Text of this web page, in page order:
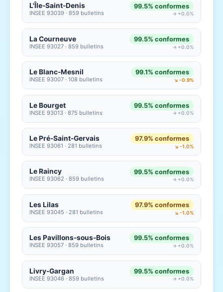
L'Île-Saint-Denis
INSEE 93039 · 859 bulletins
99.5% conformes
→ +0.0%
La Courneuve
INSEE 93027 · 859 bulletins
99.5% conformes
→ +0.0%
Le Blanc-Mesnil
INSEE 93007 · 108 bulletins
99.1% conformes
↘ -0.9%
Le Bourget
INSEE 93013 · 875 bulletins
99.5% conformes
→ +0.0%
Le Pré-Saint-Gervais
INSEE 93061 · 281 bulletins
97.9% conformes
↘ -1.0%
Le Raincy
INSEE 93062 · 859 bulletins
99.5% conformes
→ +0.0%
Les Lilas
INSEE 93045 · 281 bulletins
97.9% conformes
↘ -1.0%
Les Pavillons-sous-Bois
INSEE 93057 · 859 bulletins
99.5% conformes
→ +0.0%
Livry-Gargan
INSEE 93046 · 859 bulletins
99.5% conformes
→ +0.0%